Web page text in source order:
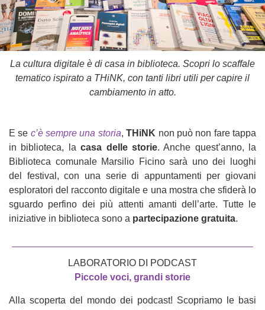
La cultura digitale è di casa in biblioteca. Scopri lo scaffale
tematico ispirato a THiNK, con tanti libri utili per capire il
cambiamento in atto.
E se c’è sempre una storia,THiNK non può non fare tappa
in biblioteca, lacasa delle storie. Anche quest’anno, la
Biblioteca comunale Marsilio Ficino sarà uno dei luoghi
del festival, con una serie di appuntamenti per giovani
esploratori del racconto digitale e una mostra che sfiderà lo
sguardo perfino dei più attenti amanti dell’arte. Tutte le
iniziative in biblioteca sono a partecipazione gratuita.
LABORATORIO DI PODCAST
Piccole voci, grandi storie
Alla scoperta del mondo dei podcast! Scopriamo le basi